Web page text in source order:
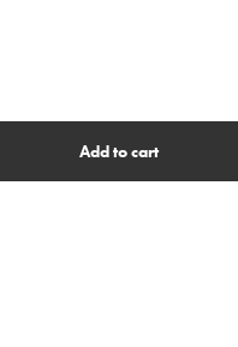
Add to cart